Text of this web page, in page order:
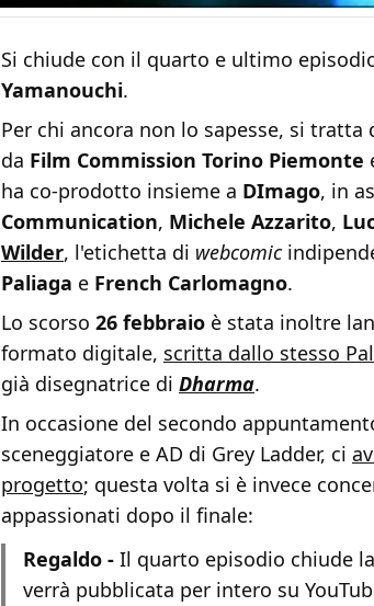
Si chiude con il quarto e ultimo
Yamanouchi.
Per chi ancora non lo sapesse, si
da Film Commission Torino Piemonte
ha co-prodotto insieme a DImago, in
Communication, Michele Azzarito,
Wilder, l'etichetta di webcomic
Paliaga e French Carlomagno.
Lo scorso 26 febbraio è stata inoltre
formato digitale, scritta dallo stesso
già disegnatrice di Dharma.
In occasione del secondo
sceneggiatore e AD di Grey Ladder, ci
progetto; questa volta si è invece
appassionati dopo il finale:
Regaldo - Il quarto episodio chiude
verrà pubblicata per intero su